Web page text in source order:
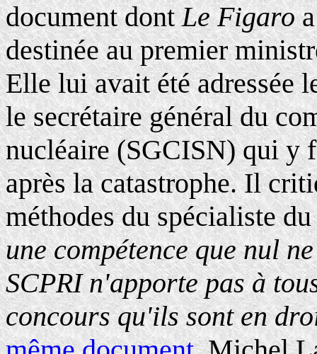
document dontLe Figaro
destinée au premier
Elle lui avait été adressée
le secrétaire général du
nucléaire (SGCISN) qui y
après la catastrophe. Il
méthodes du spécialiste
une compétence que nul
SCPRI n'apporte pas à
concours qu'ils sont en